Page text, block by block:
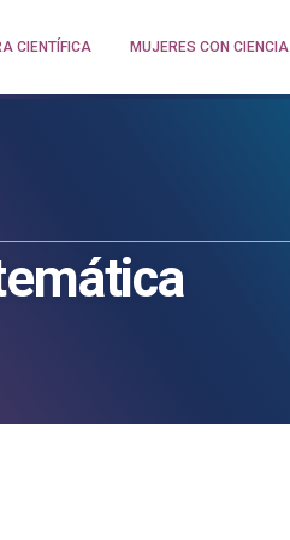
CIENTÍFICA MUJERES CON CIENCIA